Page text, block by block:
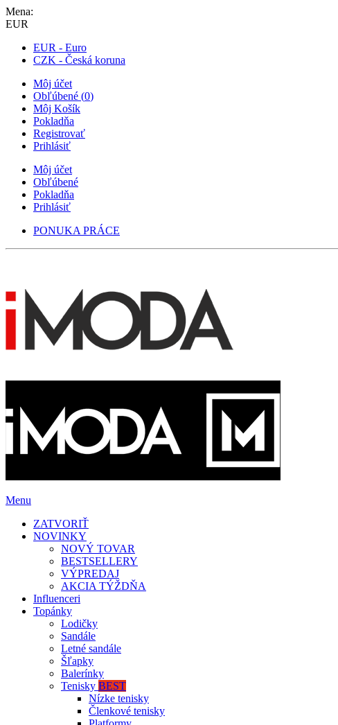
Mena:
EUR
EUR - Euro
CZK - Česká koruna
Môj účet
Obľúbené (0)
Môj Košík
Pokladňa
Registrovať
Prihlásiť
Môj účet
Obľúbené
Pokladňa
Prihlásiť
PONUKA PRÁCE
Menu
ZATVORIŤ
NOVINKY
NOVÝ TOVAR
BESTSELLERY
VÝPREDAJ
AKCIA TÝŽDŇA
Influenceri
Topánky
Lodičky
Sandále
Letné sandále
Šľapky
Balerínky
Tenisky BEST
Nízke tenisky
Členkové tenisky